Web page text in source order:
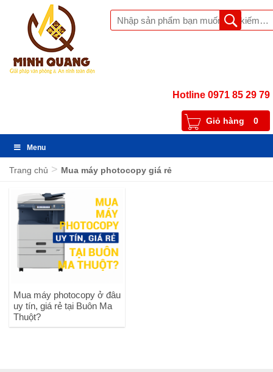
Hotline 0971 85 29 79
Giỏ hàng 0
Menu
Trang chủ > Mua máy photocopy giá rẻ
Mua máy photocopy ở đâu
uy tín, giá rẻ tại Buôn Ma
Thuột?